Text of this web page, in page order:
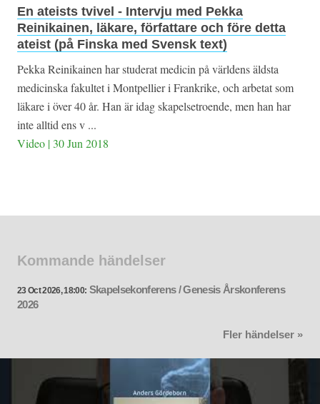
En ateists tvivel - Intervju med Pekka
Reinikainen, läkare, författare och före detta
ateist (på Finska med Svensk text)
Pekka Reinikainen har studerat medicin på världens äldsta
medicinska fakultet i Montpellier i Frankrike, och arbetat som
läkare i över 40 år. Han är idag skapelsetroende, men han har
inte alltid ens v ...
Video | 30 Jun 2018
Kommande händelser
23 Oct 2026, 18:00: Skapelsekonferens / Genesis Årskonferens
2026
Fler händelser »